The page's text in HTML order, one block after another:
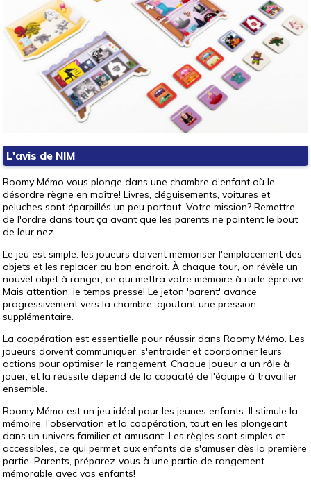
L'avis de NIM
Roomy Mémo vous plonge dans une chambre d'enfant où le
désordre règne en maître! Livres, déguisements, voitures et
peluches sont éparpillés un peu partout. Votre mission? Remettre
de l'ordre dans tout ça avant que les parents ne pointent le bout
de leur nez.
Le jeu est simple: les joueurs doivent mémoriser l'emplacement des
objets et les replacer au bon endroit. À chaque tour, on révèle un
nouvel objet à ranger, ce qui mettra votre mémoire à rude épreuve.
Mais attention, le temps presse! Le jeton 'parent' avance
progressivement vers la chambre, ajoutant une pression
supplémentaire.
La coopération est essentielle pour réussir dans Roomy Mémo. Les
joueurs doivent communiquer, s'entraider et coordonner leurs
actions pour optimiser le rangement. Chaque joueur a un rôle à
jouer, et la réussite dépend de la capacité de l'équipe à travailler
ensemble.
Roomy Mémo est un jeu idéal pour les jeunes enfants. Il stimule la
mémoire, l'observation et la coopération, tout en les plongeant
dans un univers familier et amusant. Les règles sont simples et
accessibles, ce qui permet aux enfants de s'amuser dès la première
partie. Parents, préparez-vous à une partie de rangement
mémorable avec vos enfants!